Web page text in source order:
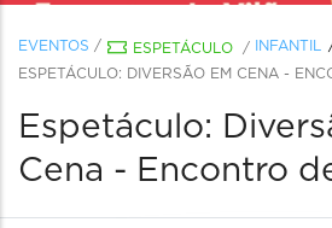
EVENTOS / ESPETÁCULO /
INFANTIL
ESPETÁCULO: DIVERSÃO EM CENA -
Espetáculo:
Cena - Encontro